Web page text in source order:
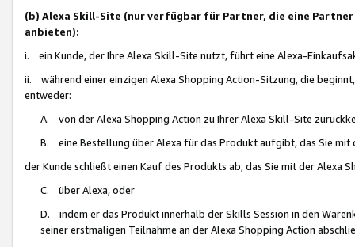
(b) Alexa Skill-Site (nur verfügbar für Partner, die eine
anbieten):
i. ein Kunde, der Ihre Alexa Skill-Site nutzt, führt eine Alexa-
ii. während einer einzigen Alexa Shopping Action-Sitzung, die
entweder:
A. von der Alexa Shopping Action zu Ihrer Alexa Skill-Site
B. eine Bestellung über Alexa für das Produkt aufgibt, das Sie mit
der Kunde schließt einen Kauf des Produkts ab, das Sie mit der Alexa
C. über Alexa, oder
D. indem er das Produkt innerhalb der Skills Session in den
seiner erstmaligen Teilnahme an der Alexa Shopping Action